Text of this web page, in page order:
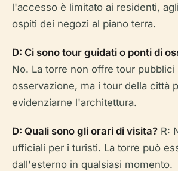
l'accesso è limitato ai residenti,
ospiti dei negozi al piano terra.
D: Ci sono tour guidati o ponti di
No. La torre non offre tour pubblici
osservazione, ma i tour della città
evidenziarne l'architettura.
D: Quali sono gli orari di visita? R:
ufficiali per i turisti. La torre può
dall'esterno in qualsiasi momento.